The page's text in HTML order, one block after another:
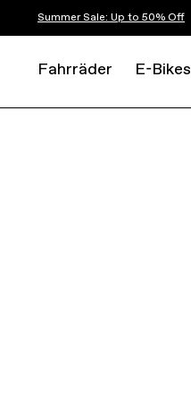
Summer Sale: Up to 50% Off
Fahrräder E-Bikes